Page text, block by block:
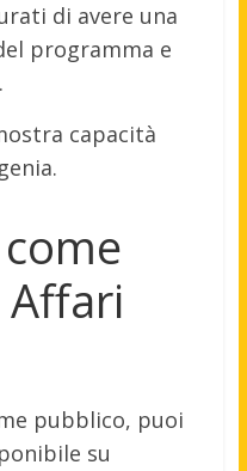
di avere una
programma e
capacità
pubblico, puoi
su